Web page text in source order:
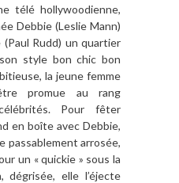
télé hollywoodienne,
Debbie (Leslie Mann)
Rudd) un quartier
style bon chic bon
la jeune femme
promue au rang
Pour fêter
en boîte avec Debbie,
passablement arrosée,
un « quickie » sous la
dégrisée, elle l’éjecte